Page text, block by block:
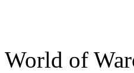
World of